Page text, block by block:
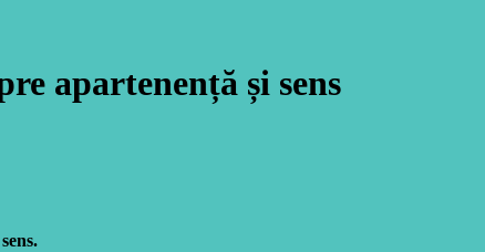
apartenență și sens